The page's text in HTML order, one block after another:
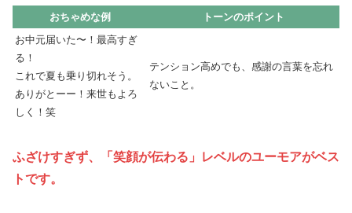
おちゃめな例
トーンのポイント
お中元届いた〜！最高すぎ
る！
これで夏も乗り切れそう。
ありがとーー！来世もよろ
しく！笑
テンション高めでも、感謝の言葉を忘れ
ないこと。
ふざけすぎず、「笑顔が伝わる」レベルのユーモアがベス
トです。